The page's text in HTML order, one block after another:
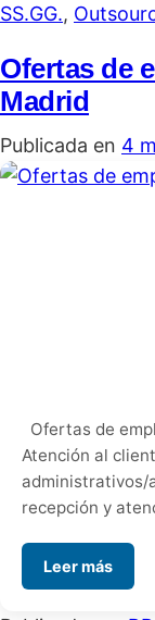
SS.GG.,
Ofertas de
Madrid
Publicada en 4
Ofertas de
Atención al
administrativos/
recepción y
Leer más